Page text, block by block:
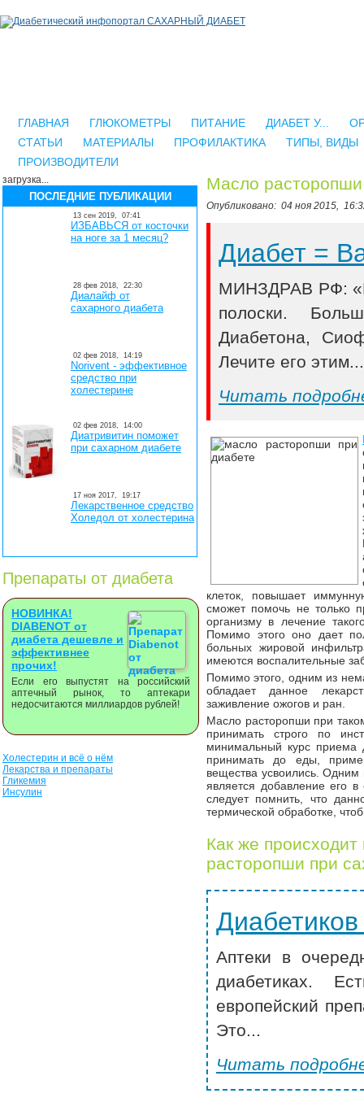
ГЛАВНАЯ ГЛЮКОМЕТРЫ ПИТАНИЕ ДИАБЕТ У...
СТАТЬИ
МАТЕРИАЛЫ ПРОФИЛАКТИКА
ТИПЫ, ВИДЫ
ПРОИЗВОДИТЕЛИ
загрузка...
ПОСЛЕДНИЕ ПУБЛИКАЦИИ
13 сен 2019, 07:41
ИЗБАВЬСЯ от косточки
на ноге за 1 месяц?
28 фев 2018, 22:30
Диалайф от
сахарного диабета
02 фев 2018, 14:19
Norivent - эффективное
средство при
холестерине
02 фев 2018, 14:00
Диатривитин поможет
при сахарном диабете
17 ноя 2017, 19:17
Лекарственное средство
Холедол от холестерина
Препараты от диабета
НОВИНКА!
DIABENOT от
диабета дешевле и
эффективнее
прочих!
Если его выпустят на российский
аптечный рынок, то аптекари
недосчитаются миллиардов рублей!
Холестерин и всё о нём
Лекарства и препараты
Гликемия
Инсулин
Масло
Опубликовано: 04 ноя 2015,
Диабет =
МИНЗДРАВ РФ:
полоски.
Диабетона,
Лечите его
Читать
клеток, повышает
сможет помочь не только
организму в лечение
Помимо этого оно дает
больных жировой
имеются воспалительные
Помимо этого, одним из
обладает данное
заживление ожогов и ран.
Масло расторопши при
принимать строго по
минимальный курс приема
принимать до еды,
вещества усвоились. Одним
является добавление его
следует помнить, что
термической обработке,
Как же
расторопши при
Аптеки в
диабетиках.
европейский
Это...
Читать